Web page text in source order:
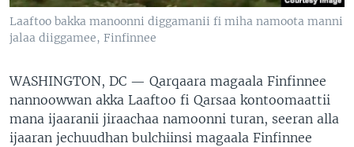
Laaftoo bakka manoonni diggamanii fi miha namoota manni
jalaa diiggamee, Finfinnee
WASHINGTON, DC — Qarqaara magaala Finfinnee
nannoowwan akka Laaftoo fi Qarsaa kontoomaattii
mana ijaaranii jiraachaa namoonni turan, seeran alla
ijaaran jechuudhan bulchiinsi magaala Finfinnee